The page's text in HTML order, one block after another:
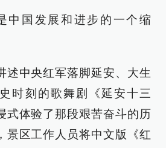
中国发展和进步的一个缩
述中央红军落脚延安、大生
时刻的歌舞剧《延安十三
式体验了那段艰苦奋斗的历
景区工作人员将中文版《红